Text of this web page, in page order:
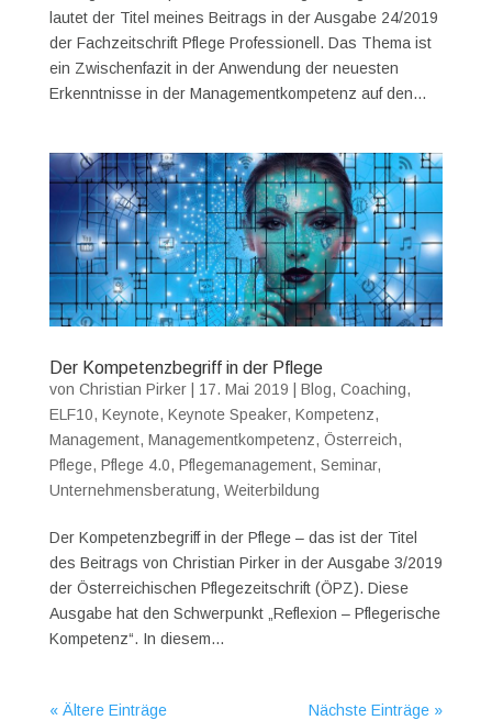
lautet der Titel meines Beitrags in der Ausgabe 24/2019
der Fachzeitschrift Pflege Professionell. Das Thema ist
ein Zwischenfazit in der Anwendung der neuesten
Erkenntnisse in der Managementkompetenz auf den...
Der Kompetenzbegriff in der Pflege
von Christian Pirker| 17. Mai 2019 Blog, Coaching,
ELF10, Keynote, Keynote Speaker, Kompetenz,
Management, Managementkompetenz, Österreich,
Pflege, Pflege 4.0, Pflegemanagement, Seminar,
Unternehmensberatung, Weiterbildung
Der Kompetenzbegriff in der Pflege – das ist der Titel
des Beitrags von Christian Pirker in der Ausgabe 3/2019
der Österreichischen Pflegezeitschrift (ÖPZ). Diese
Ausgabe hat den Schwerpunkt „Reflexion – Pflegerische
Kompetenz“. In diesem...
« Ältere Einträge Nächste Einträge »